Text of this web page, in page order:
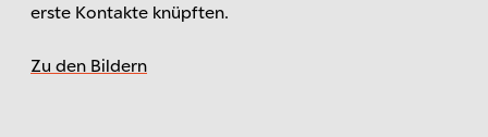
erste Kontakte knüpften.
Zu den Bildern